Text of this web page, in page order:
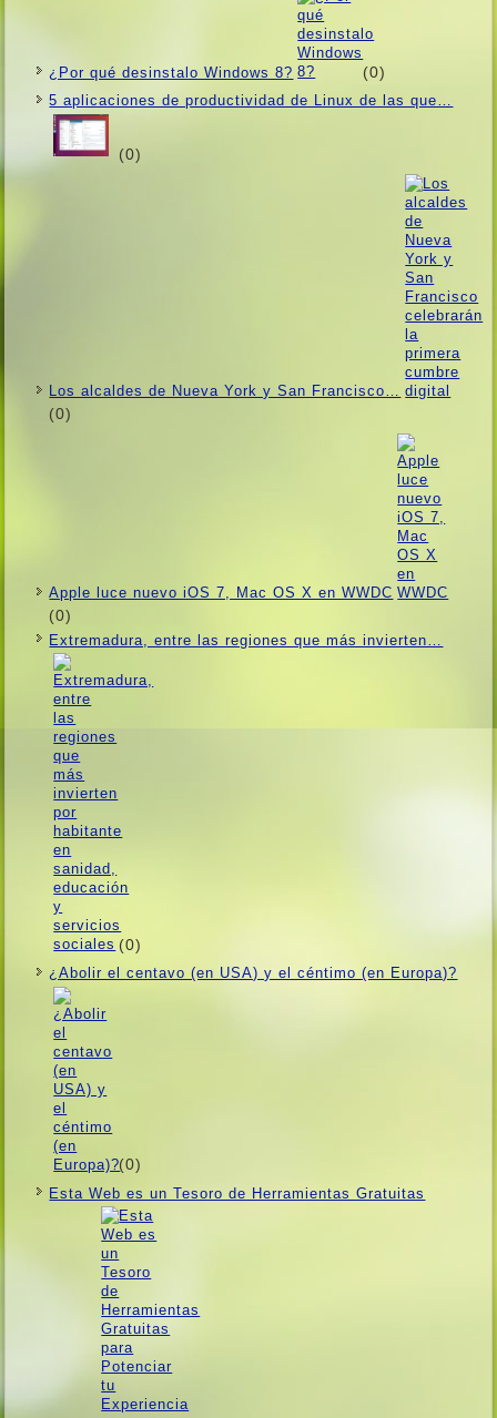
¿Por qué desinstalo Windows 8? (0)
5 aplicaciones de productividad de Linux de las que…
(0)
Los alcaldes de Nueva York y San Francisco…
(0)
Apple luce nuevo iOS 7, Mac OS X en WWDC
(0)
Extremadura, entre las regiones que más invierten…
(0)
¿Abolir el centavo (en USA) y el céntimo (en Europa)?
(0)
Esta Web es un Tesoro de Herramientas Gratuitas